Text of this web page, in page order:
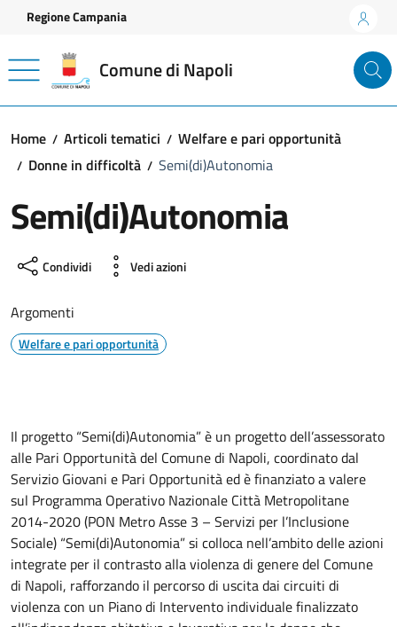
Vai ai contenuti
Vai al footer
Regione Campania
Comune di Napoli
Home Articoli tematici
Welfare e pari opportunità
Donne in difficoltà
Semi(di)Autonomia
Semi(di)Autonomia
Condividi Vedi azioni
Argomenti
Welfare e pari opportunità
Il progetto “Semi(di)Autonomia” è un progetto dell’assessorato
alle Pari Opportunità del Comune di Napoli, coordinato dal
Servizio Giovani e Pari Opportunità ed è finanziato a valere
sul Programma Operativo Nazionale Città Metropolitane
2014-2020 (PON Metro Asse 3 – Servizi per l’Inclusione
Sociale) “Semi(di)Autonomia” si colloca nell’ambito delle azioni
integrate per il contrasto alla violenza di genere del Comune
di Napoli, rafforzando il percorso di uscita dai circuiti di
violenza con un Piano di Intervento individuale finalizzato